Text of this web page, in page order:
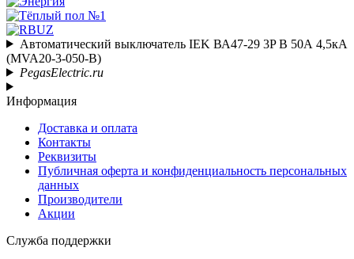
Автоматический выключатель IEK ВА47-29 3P B 50А 4,5кА
(MVA20-3-050-B)
PegasElectric.ru
Информация
Доставка и оплата
Контакты
Реквизиты
Публичная оферта и конфиденциальность персональных
данных
Производители
Акции
Служба поддержки